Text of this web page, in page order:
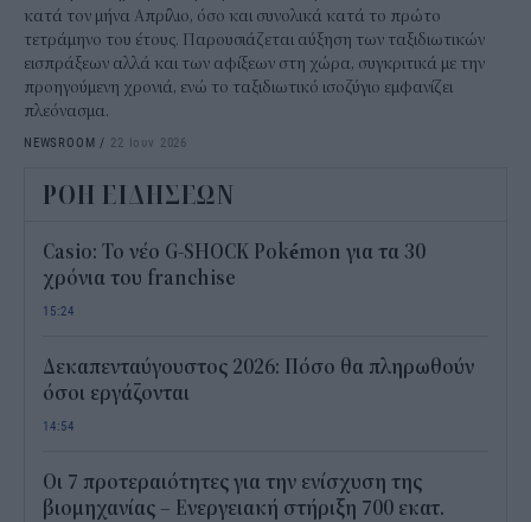
κατά τον μήνα Απρίλιο, όσο και συνολικά κατά το πρώτο
τετράμηνο του έτους. Παρουσιάζεται αύξηση των ταξιδιωτικών
εισπράξεων αλλά και των αφίξεων στη χώρα, συγκριτικά με την
προηγούμενη χρονιά, ενώ το ταξιδιωτικό ισοζύγιο εμφανίζει
πλεόνασμα.
NEWSROOM / 22 Ιουν 2026
ΡΟΗ ΕΙΔΗΣΕΩΝ
Casio: Το νέο G-SHOCK Pokémon για τα 30
χρόνια του franchise
15:24
Δεκαπενταύγουστος 2026: Πόσο θα πληρωθούν
όσοι εργάζονται
14:54
Οι 7 προτεραιότητες για την ενίσχυση της
βιομηχανίας – Ενεργειακή στήριξη 700 εκατ.